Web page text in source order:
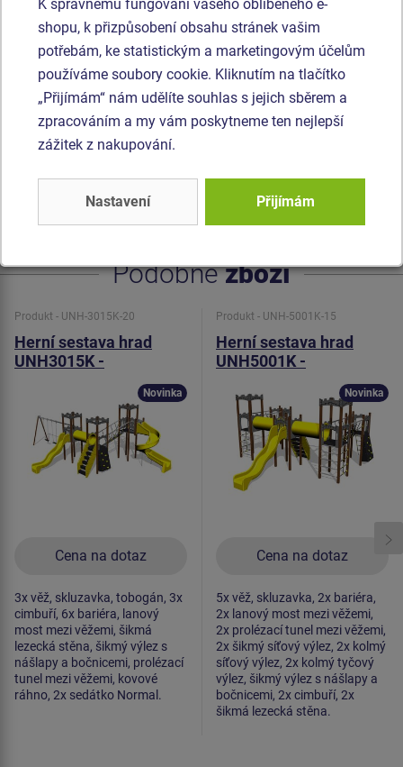
nosníku. Sedátko Normal je hliníkové, obalené měkkou a
pohodlnou pryží. Houpačka je zavěšena pomocí
nerezových řetězů na kovovém nosníku. Horolezecké chyty
jsou vyrobeny z polyesteru, což zaručuje dlouhou životnost,
stálobarevnost i šetrný povrch pro kůži na rukou. Prolézací
tunel je vyroben z HDPE (celoprobarvený polyethylen, který
Podobnézboží
Produkt - UNH-3015K-20
Herní sestava hrad
UNH3015K -
Cena na dotaz
Novinka
3x věž, skluzavka, tobogán, 3x
cimbuří, 6x bariéra, lanový
most mezi věžemi, šikmá
lezecká stěna, šikmý výlez s
nášlapy a bočnicemi, prolézací
tunel mezi věžemi, kovové
ráhno, 2x sedátko Normal.
Produkt - UNH-5001K-15
Herní sestava hrad
UNH5001K -
Cena na dotaz
Novinka
5x věž, skluzavka, 2x bariéra,
2x lanový most mezi věžemi,
2x prolézací tunel mezi věžemi,
2x šikmý síťový výlez, 2x kolmý
síťový výlez, 2x kolmý tyčový
výlez, šikmý výlez s nášlapy a
bočnicemi, 2x cimbuří, 2x
šikmá lezecká stěna.
K správnému fungování vašeho oblíbeného e-
shopu, k přizpůsobení obsahu stránek vašim
potřebám, ke statistickým a marketingovým účelům
používáme soubory cookie. Kliknutím na tlačítko
„Přijímám“ nám udělíte souhlas s jejich sběrem a
zpracováním a my vám poskytneme ten nejlepší
zážitek z nakupování.
Nastavení Přijímám